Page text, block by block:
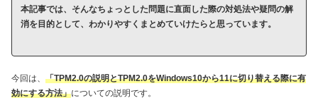
本記事では、そんなちょっとした問題に直面した際の対処法や疑問の解
消を目的として、わかりやすくまとめていけたらと思っています。
今回は、 「TPM2.0の説明とTPM2.0をWindows10から11に切り替える際に有
効にする方法」についての説明です。